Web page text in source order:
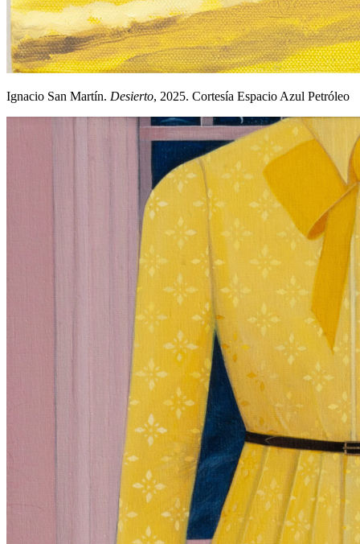
Ignacio San Martín. Desierto, 2025. Cortesía Espacio Azul Petróleo